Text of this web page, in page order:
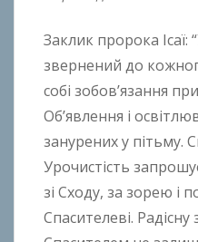
Заклик пророка Ісаї:
звернений до
собі зобов’язання
Об’явлення і
занурених у пітьму.
Урочистість
зі Сходу, за зорею і
Спасителеві. Радісну